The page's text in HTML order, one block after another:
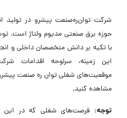
شرکت توان‌ره‌صنعت پیشرو در تولید
حوزه برق صنعتی مدیوم ولتاژ است.
با تکیه بر دانش متخصصان داخلی و
این زمینه، سرلوحه اقدامات
موقعیت‌های شغلی توان ره صنعت
مشاهده کنید.
توجه: فرصت‌های شغلی که در این